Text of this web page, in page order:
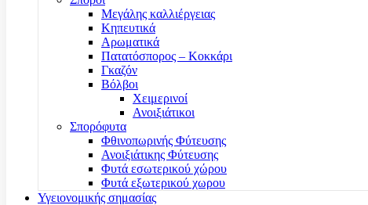
Μεγάλης καλλιέργειας
Κηπευτικά
Αρωματικά
Πατατόσπορος – Κοκκάρι
Γκαζόν
Βόλβοι
Χειμερινοί
Ανοιξιάτικοι
Σπορόφυτα
Φθινοπωρινής Φύτευσης
Ανοιξιάτικης Φύτευσης
Φυτά εσωτερικού χώρου
Φυτά εξωτερικού χωρου
Υγειονομικής σημασίας